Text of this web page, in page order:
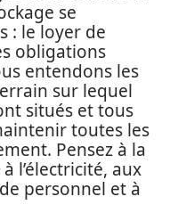
se
: le loyer de
obligations
entendons les
sur lequel
situés et tous
toutes les
Pensez à la
l’électricité, aux
personnel et à